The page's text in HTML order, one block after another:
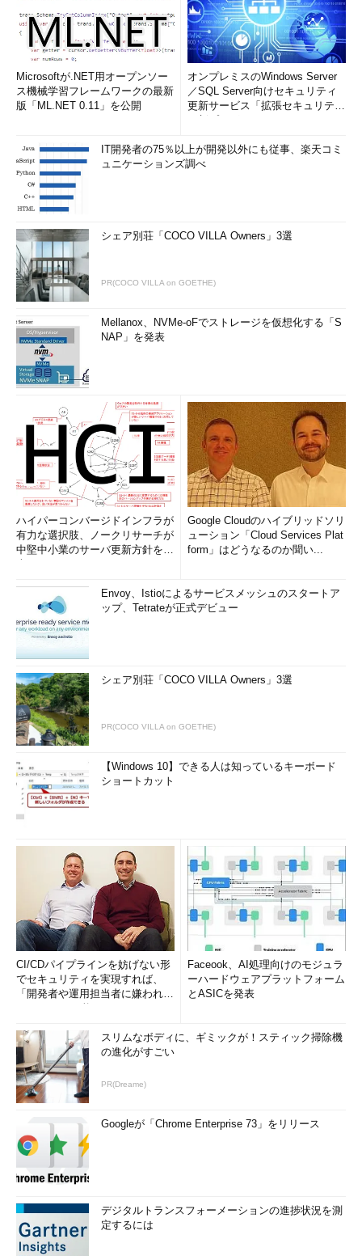
Microsoftが.NET用オープンソー
ス機械学習フレームワークの最新
版「ML.NET 0.11」を公開
オンプレミスのWindows Server
／SQL Server向けセキュリティ
更新サービス「拡張セキュリティ
IT開発者の75％以上が開発以外にも従事、楽天コミ
ュニケーションズ調べ
シェア別荘「COCO VILLA Owners」3選
PR(COCO VILLA on GOETHE)
Mellanox、NVMe-oFでストレージを仮想化する「S
NAP」を発表
ハイパーコンバージドインフラが
有力な選択肢、ノークリサーチが
中堅中小業のサーバ更新方針を調
Google Cloudのハイブリッドソリ
ューション「Cloud Services Plat
form」はどうなるのか聞い...
Envoy、Istioによるサービスメッシュのスタートア
ップ、Tetrateが正式デビュー
シェア別荘「COCO VILLA Owners」3選
PR(COCO VILLA on GOETHE)
【Windows 10】できる人は知っているキーボード
ショートカット
CI/CDパイプラインを妨げない形
でセキュリティを実現すれば、
「開発者や運用担当者に嫌われな
Faceook、AI処理向けのモジュラ
ーハードウェアプラットフォーム
とASICを発表
スリムなボディに、ギミックが！スティック掃除機
の進化がすごい
PR(Dreame)
Googleが「Chrome Enterprise 73」をリリース
デジタルトランスフォーメーションの進捗状況を測
定するには